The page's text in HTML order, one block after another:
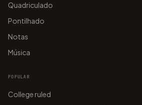
Quadriculado
Pontilhado
Notas
Música
POPULAR
College ruled